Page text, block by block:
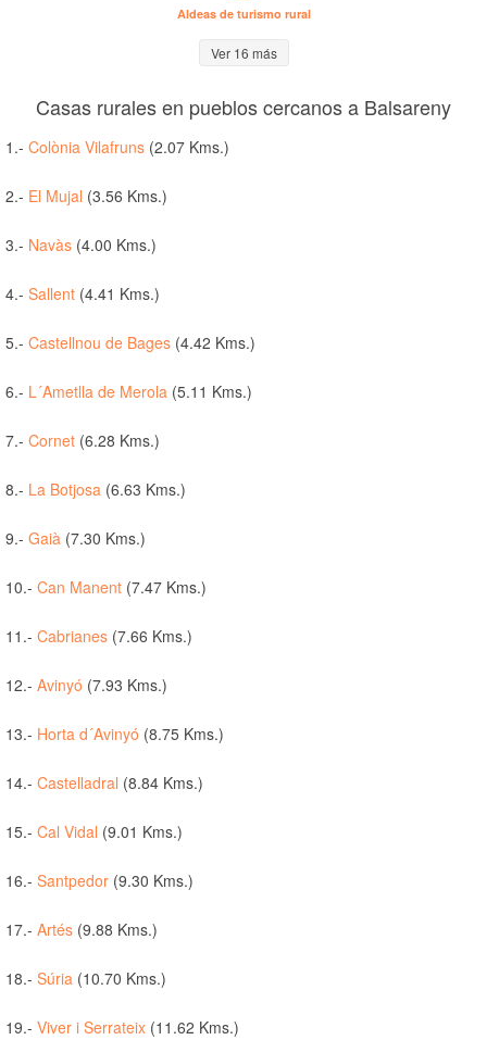
Aldeas de turismo rural
Ver 16 más
Casas rurales en pueblos cercanos a Balsareny
1.- Colònia Vilafruns (2.07 Kms.)
2.- El Mujal (3.56 Kms.)
3.- Navàs (4.00 Kms.)
4.- Sallent (4.41 Kms.)
5.- Castellnou de Bages (4.42 Kms.)
6.- L´Ametlla de Merola (5.11 Kms.)
7.- Cornet (6.28 Kms.)
8.- La Botjosa (6.63 Kms.)
9.- Gaià (7.30 Kms.)
10.- Can Manent (7.47 Kms.)
11.- Cabrianes (7.66 Kms.)
12.- Avinyó (7.93 Kms.)
13.- Horta d´Avinyó (8.75 Kms.)
14.- Castelladral (8.84 Kms.)
15.- Cal Vidal (9.01 Kms.)
16.- Santpedor (9.30 Kms.)
17.- Artés (9.88 Kms.)
18.- Súria (10.70 Kms.)
19.- Viver i Serrateix (11.62 Kms.)